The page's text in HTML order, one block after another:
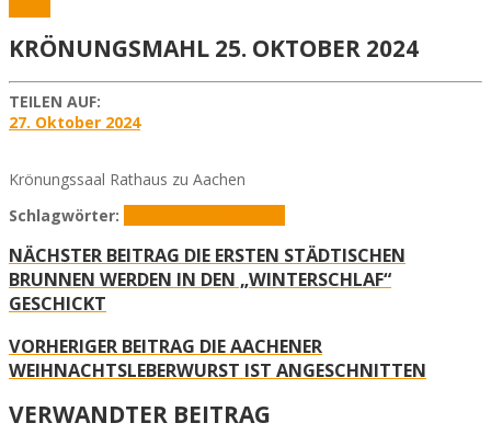
KRÖNUNGSMAHL 25. OKTOBER 2024
TEILEN AUF:
27. Oktober 2024
Krönungssaal Rathaus zu Aachen
Schlagwörter:
NÄCHSTER BEITRAG DIE ERSTEN STÄDTISCHEN
BRUNNEN WERDEN IN DEN „WINTERSCHLAF“
GESCHICKT
VORHERIGER BEITRAG DIE AACHENER
WEIHNACHTSLEBERWURST IST ANGESCHNITTEN
VERWANDTER BEITRAG